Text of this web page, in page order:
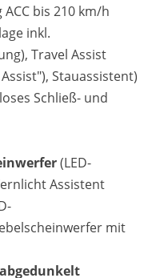
bis 210 km/h
inkl.
Travel Assist
Stauassistent)
Schließ- und
(LED-
Assistent
mit